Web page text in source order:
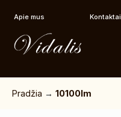
Apie mus Kontaktai
Pradžia →10100lm